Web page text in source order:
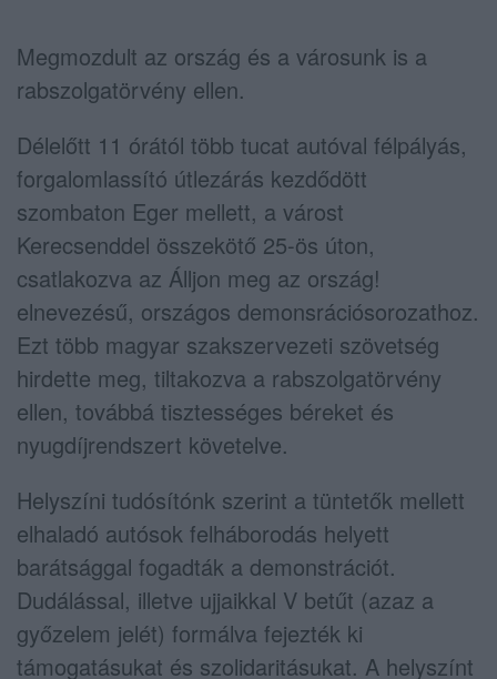
Megmozdult az ország és a városunk is a
rabszolgatörvény ellen.
Délelőtt 11 órától több tucat autóval félpályás,
forgalomlassító útlezárás kezdődött
szombaton Eger mellett, a várost
Kerecsenddel összekötő 25-ös úton,
csatlakozva az Álljon meg az ország!
elnevezésű, országos demonsrációsorozathoz.
Ezt több magyar szakszervezeti szövetség
hirdette meg, tiltakozva a rabszolgatörvény
ellen, továbbá tisztességes béreket és
nyugdíjrendszert követelve.
Helyszíni tudósítónk szerint a tüntetők mellett
elhaladó autósok felháborodás helyett
barátsággal fogadták a demonstrációt.
Dudálással, illetve ujjaikkal V betűt (azaz a
győzelem jelét) formálva fejezték ki
támogatásukat és szolidaritásukat. A helyszínt